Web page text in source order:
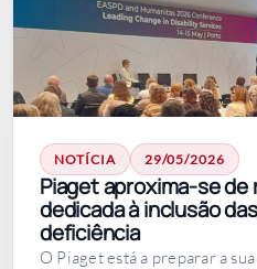
NOTÍCIA 29/05/2026
Piaget aproxima-se de
dedicada à inclusão
deficiência
O Piaget está a preparar a